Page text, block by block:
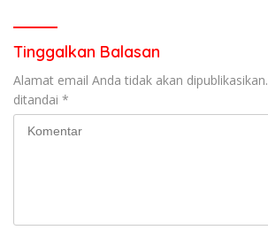
Tinggalkan Balasan
Alamat email Anda tidak akan dipublikasikan.
ditandai *